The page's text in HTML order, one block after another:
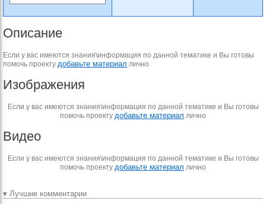
Описание
Если у вас имеются знания\информация по данной тематике и Вы готовы
помочь проекту добавьте материал лично
Изображения
Если у вас имеются знания\информация по данной тематике и Вы готовы
помочь проекту добавьте материал лично
Видео
Если у вас имеются знания\информация по данной тематике и Вы готовы
помочь проекту добавьте материал лично
▾ Лучшие комментарии